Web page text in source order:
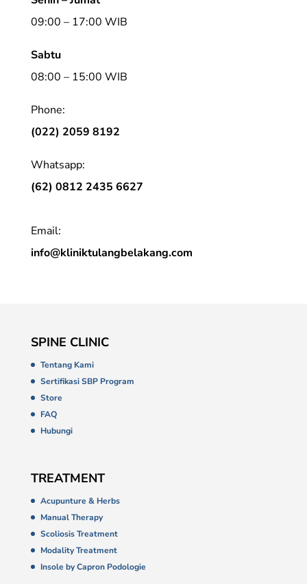
09:00 – 17:00 WIB
Sabtu
08:00 – 15:00 WIB
Phone:
(022) 2059 8192
Whatsapp:
(62) 0812 2435 6627
Email:
info@kliniktulangbelakang.com
SPINE CLINIC
Tentang Kami
Sertifikasi SBP Program
Store
FAQ
Hubungi
TREATMENT
Acupunture & Herbs
Manual Therapy
Scoliosis Treatment
Modality Treatment
Insole by Capron Podologie